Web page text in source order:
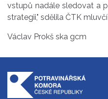
vstupů nadále sledovat a
strategii," sdělila ČTK
Václav Prokš ska gcm